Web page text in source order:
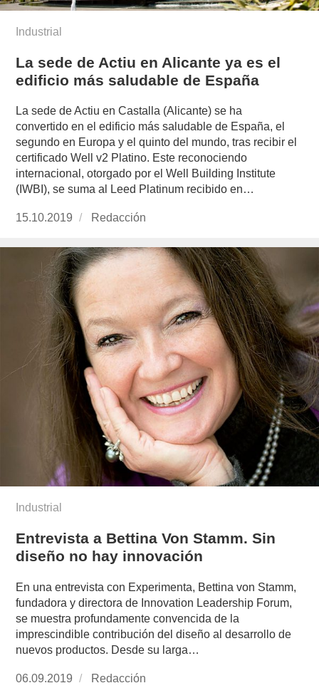
Industrial
La sede de Actiu en Alicante ya es el
edificio más saludable de España
La sede de Actiu en Castalla (Alicante) se ha
convertido en el edificio más saludable de España, el
segundo en Europa y el quinto del mundo, tras recibir el
certificado Well v2 Platino. Este reconociendo
internacional, otorgado por el Well Building Institute
(IWBI), se suma al Leed Platinum recibido en…
Publicado
15.10.2019 https://www.experimenta.es/author/redaccion/
Redacción
Industrial
Entrevista a Bettina Von Stamm. Sin
diseño no hay innovación
En una entrevista con Experimenta, Bettina von Stamm,
fundadora y directora de Innovation Leadership Forum,
se muestra profundamente convencida de la
imprescindible contribución del diseño al desarrollo de
nuevos productos. Desde su larga…
Publicado
06.09.2019 https://www.experimenta.es/author/redaccion/
Redacción